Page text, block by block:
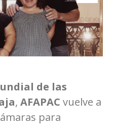
de las
, AFAPAC vuelve a
para